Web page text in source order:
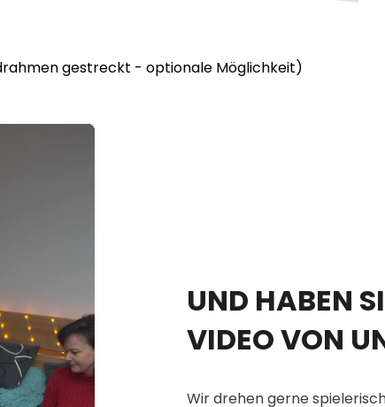
gestreckt - optionale Möglichkeit)
UND HABEN
VIDEO VON
Wir drehen gerne